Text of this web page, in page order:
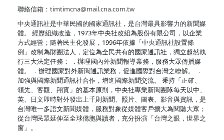
聯絡信箱： timtimcna@mail.cna.com.tw
中央通訊社是中華民國的國家通訊社，是台灣最具影響力的新聞媒
體。 經歷組織改造，1973年中央社改組為股份有限公司，以企業
方式經營；隨著民主化發展，1996年依據「中央通訊社設置條
例」改制為財團法人，定位為全民共有的國家通訊社，獨立超然執
行三大法定任務： ．辦理國內外新聞報導業務，服務大眾傳播媒
體。 ．辦理國家對外新聞通訊業務，促進國際對台灣之瞭解。 ．
加強與國際新聞通訊社合作，增進國際新聞交流。 秉持「正確、
領先、客觀、翔實」的基本原則，中央社專業新聞團隊每天以中、
英、日文即時對外發出上千則新聞、照片、圖表、影音與資訊，是
台灣唯一多語文新聞媒體，服務對象從媒體客戶擴大為閱聽大眾；
從台灣民眾延伸至全球僑胞與讀者，充分扮演「台灣之眼，世界之
窗」。